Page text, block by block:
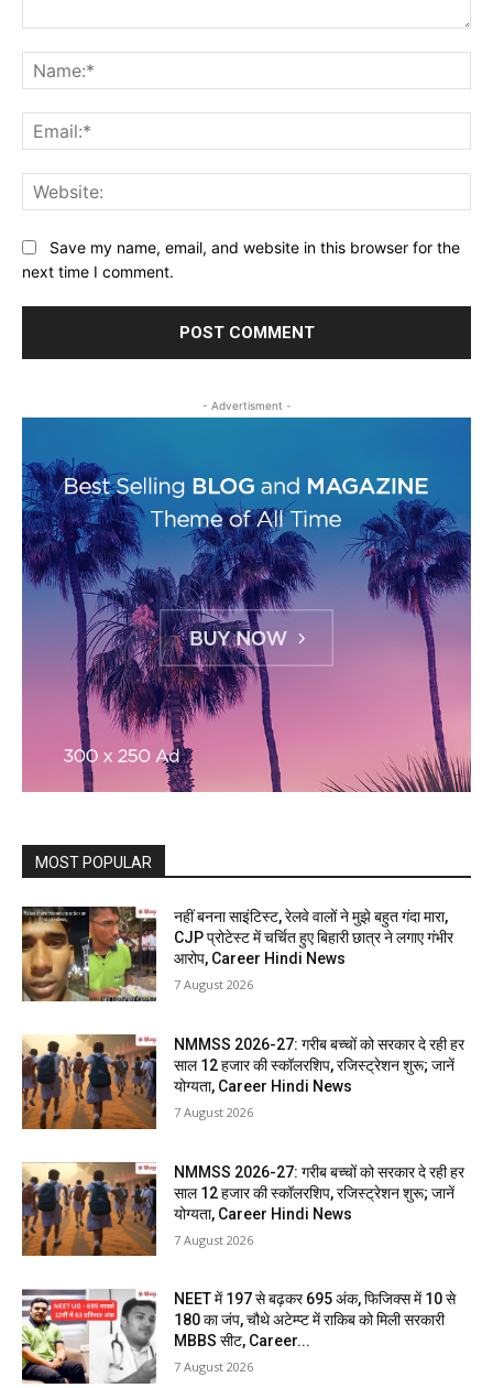
Save my name, email, and website in this browser for the
next time I comment.
- Advertisment -
MOST POPULAR
नहीं बनना साइंटिस्ट, रेलवे वालों ने मुझे बहुत गंदा मारा,
CJP प्रोटेस्ट में चर्चित हुए बिहारी छात्र ने लगाए गंभीर
आरोप, Career Hindi News
7 August 2026
NMMSS 2026-27: गरीब बच्चों को सरकार दे रही हर
साल 12 हजार की स्कॉलरशिप, रजिस्ट्रेशन शुरू; जानें
योग्यता, Career Hindi News
7 August 2026
NMMSS 2026-27: गरीब बच्चों को सरकार दे रही हर
साल 12 हजार की स्कॉलरशिप, रजिस्ट्रेशन शुरू; जानें
योग्यता, Career Hindi News
7 August 2026
NEET में 197 से बढ़कर 695 अंक, फिजिक्स में 10 से
180 का जंप, चौथे अटेम्प्ट में राकिब को मिली सरकारी
MBBS सीट, Career...
7 August 2026